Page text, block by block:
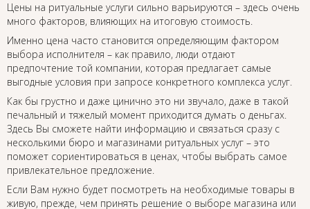
Цены на ритуальные услуги сильно варьируются – здесь очень
много факторов, влияющих на итоговую стоимость.
Именно цена часто становится определяющим фактором
выбора исполнителя – как правило, люди отдают
предпочтение той компании, которая предлагает самые
выгодные условия при запросе конкретного комплекса услуг.
Как бы грустно и даже цинично это ни звучало, даже в такой
печальный и тяжелый момент приходится думать о деньгах.
Здесь Вы сможете найти информацию и связаться сразу с
несколькими бюро и магазинами ритуальных услуг – это
поможет сориентироваться в ценах, чтобы выбрать самое
привлекательное предложение.
Если Вам нужно будет посмотреть на необходимые товары в
живую, прежде, чем принять решение о выборе магазина или